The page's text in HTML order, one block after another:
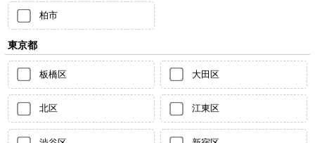
柏市
東京都
板橋区 大田区
北区 江東区